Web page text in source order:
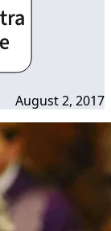
August 2, 2017